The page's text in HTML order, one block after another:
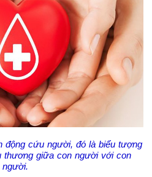
động cứu người, đó là biểu tượng
thương giữa con người với con
người.